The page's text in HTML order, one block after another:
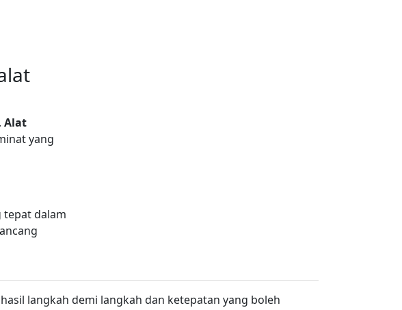
, Alat
yang
tepat dalam
langkah demi langkah dan ketepatan yang boleh